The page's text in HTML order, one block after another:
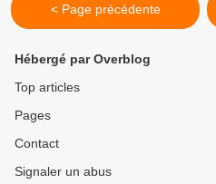
< Page précédente
Hébergé par Overblog
Top articles
Pages
Contact
Signaler un abus